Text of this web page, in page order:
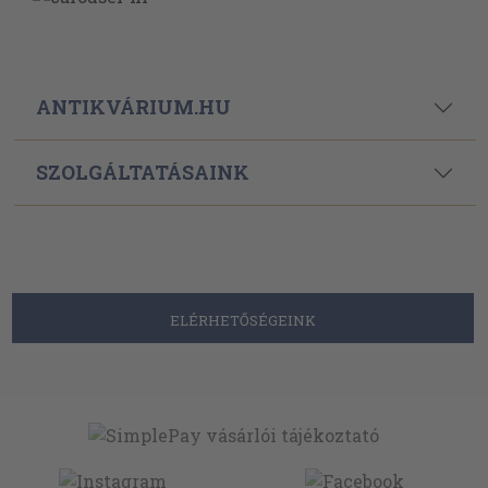
ANTIKVÁRIUM.HU
SZOLGÁLTATÁSAINK
ELÉRHETŐSÉGEINK